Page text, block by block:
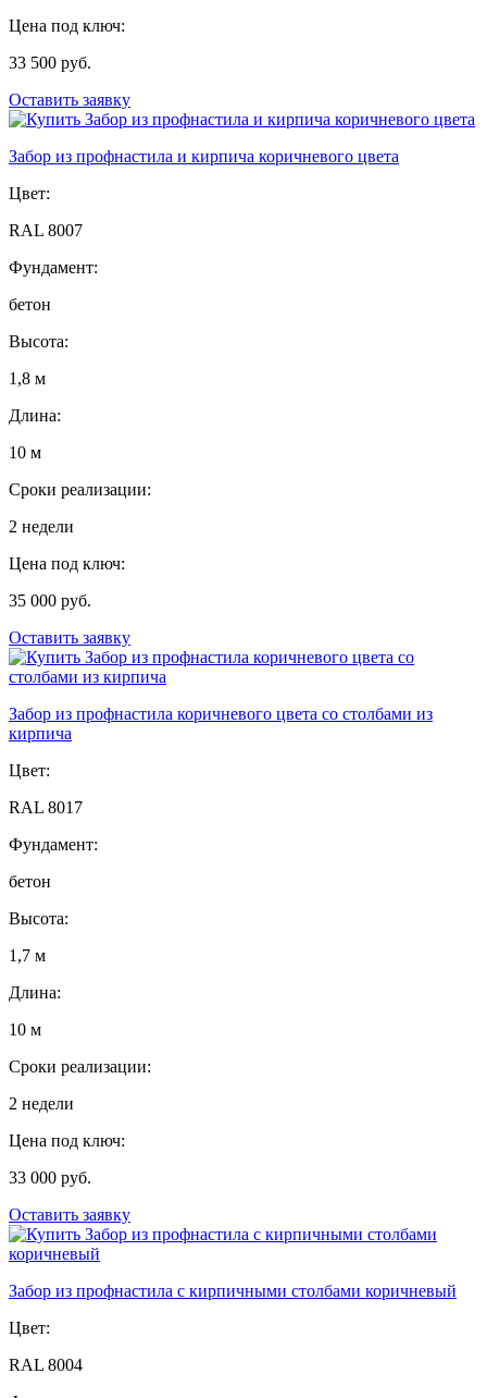
Цена под ключ:
33 500 руб.
Оставить заявку
Забор из профнастила и кирпича коричневого цвета
Цвет:
RAL 8007
Фундамент:
бетон
Высота:
1,8 м
Длина:
10 м
Сроки реализации:
2 недели
Цена под ключ:
35 000 руб.
Оставить заявку
Забор из профнастила коричневого цвета со столбами из
кирпича
Цвет:
RAL 8017
Фундамент:
бетон
Высота:
1,7 м
Длина:
10 м
Сроки реализации:
2 недели
Цена под ключ:
33 000 руб.
Оставить заявку
Забор из профнастила с кирпичными столбами коричневый
Цвет:
RAL 8004